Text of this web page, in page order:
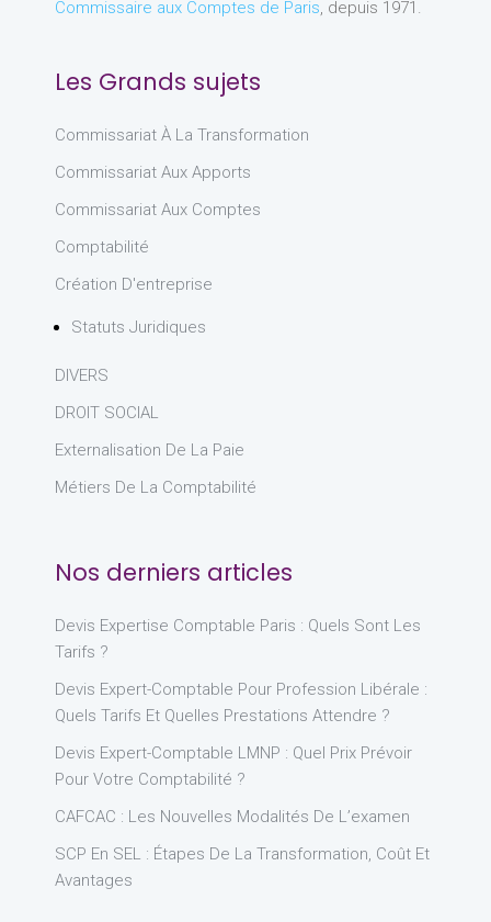
Commissaire aux Comptes de Paris , depuis 1971.
Les Grands sujets
Commissariat À La Transformation
Commissariat Aux Apports
Commissariat Aux Comptes
Comptabilité
Création D'entreprise
Statuts Juridiques
DIVERS
DROIT SOCIAL
Externalisation De La Paie
Métiers De La Comptabilité
Nos derniers articles
Devis Expertise Comptable Paris : Quels Sont Les
Tarifs ?
Devis Expert-Comptable Pour Profession Libérale :
Quels Tarifs Et Quelles Prestations Attendre ?
Devis Expert-Comptable LMNP : Quel Prix Prévoir
Pour Votre Comptabilité ?
CAFCAC : Les Nouvelles Modalités De L’examen
SCP En SEL : Étapes De La Transformation, Coût Et
Avantages